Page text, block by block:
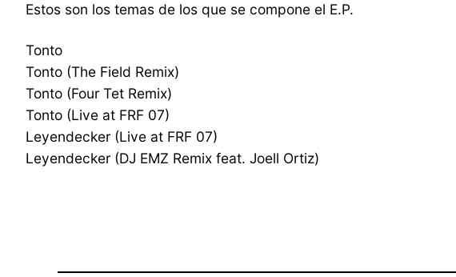
Estos son los temas de los que se compone el E.P.
Tonto
Tonto (The Field Remix)
Tonto (Four Tet Remix)
Tonto (Live at FRF 07)
Leyendecker (Live at FRF 07)
Leyendecker (DJ EMZ Remix feat. Joell Ortiz)